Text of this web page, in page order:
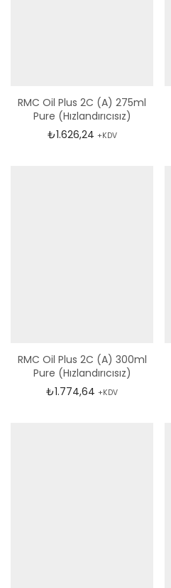
RMC Oil Plus 2C (A) 275ml
Pure (Hızlandırıcısız)
₺1.626,24 +KDV
RMC Oil Plus 2C (A) 300ml
Pure (Hızlandırıcısız)
₺1.774,64 +KDV